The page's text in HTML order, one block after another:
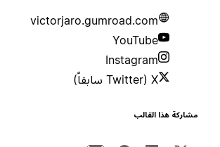
victorjaro.gumroad.com
YouTube
Instagram
هذا القالب